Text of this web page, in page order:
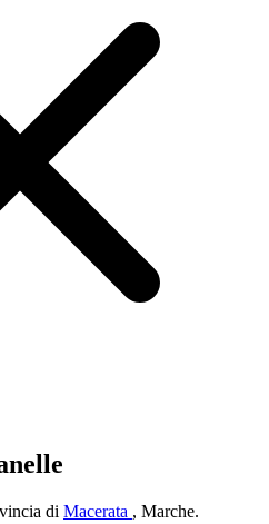
di Macerata , Marche.